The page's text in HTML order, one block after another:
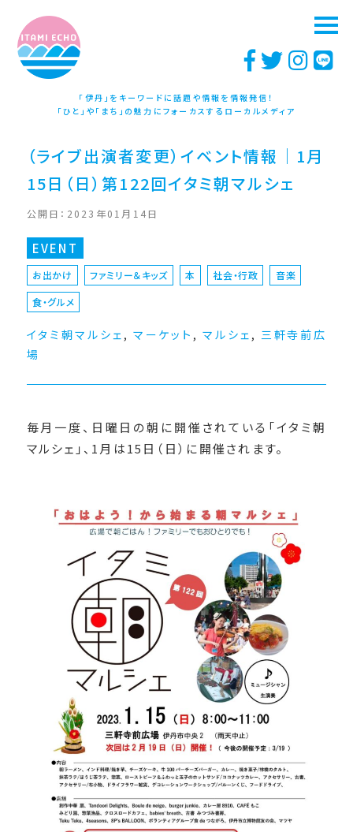
「伊丹」をキーワードに話題や情報を情報発信！
「ひと」や「まち」の魅力にフォーカスするローカルメディア
（ライブ出演者変更）イベント情報｜1月
15日（日）第122回イタミ朝マルシェ
公開日：2023年01月14日
EVENT
お出かけ ファミリー＆キッズ 本 社会・行政
音楽
食・グルメ
イタミ朝マルシェ , マーケット ,マルシェ , 三軒寺前広
場
毎月一度、日曜日の朝に開催されている「イタミ朝
マルシェ」、1月は15日（日）に開催されます。